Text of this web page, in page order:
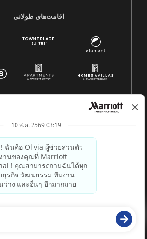
اقامت‌های طولانی
กรรมสิทธิ์ของ Marriott
paradox.ai